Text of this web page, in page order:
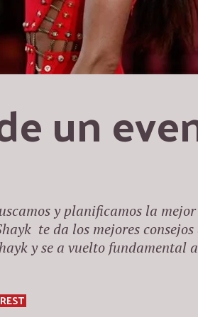
un
y planificamos la
te da los mejores consejos
y se a vuelto fundamental